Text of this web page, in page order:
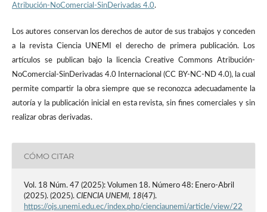
Atribución-NoComercial-SinDerivadas 4.0.
Los autores conservan los derechos de autor de sus trabajos y conceden
a la revista Ciencia UNEMI el derecho de primera publicación. Los
artículos se publican bajo la licencia Creative Commons Atribución-
NoComercial-SinDerivadas 4.0 Internacional (CC BY-NC-ND 4.0), la cual
permite compartir la obra siempre que se reconozca adecuadamente la
autoría y la publicación inicial en esta revista, sin fines comerciales y sin
realizar obras derivadas.
CÓMO CITAR
Vol. 18 Núm. 47 (2025): Volumen 18. Número 48: Enero-Abril
(2025). (2025). CIENCIA UNEMI, 18(47).
https://ojs.unemi.edu.ec/index.php/cienciaunemi/article/view/22